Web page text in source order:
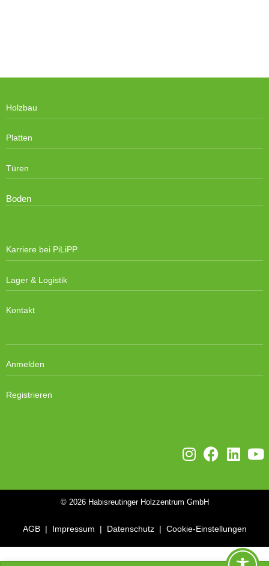
Holzbau
Platten
Türen
Boden
Karriere bei PiLiPP
Lager & Logistik
Kontakt
Anmelden
Registrieren
© 2026 Habisreutinger Holzzentrum GmbH
AGB| Impressum | Datenschutz| Cookie-Einstellungen